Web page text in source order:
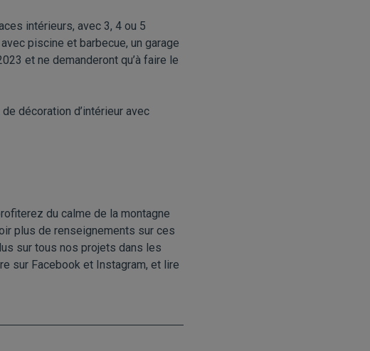
intérieurs, avec 3, 4 ou 5
piscine et barbecue, un garage
et ne demanderont qu’à faire le
décoration d’intérieur avec
du calme de la montagne
plus de renseignements sur ces
sur tous nos projets dans les
sur Facebook et Instagram, et lire